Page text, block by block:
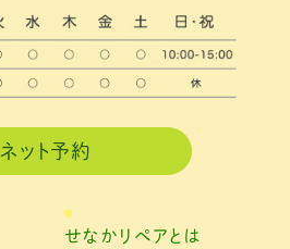
ネット予約
せなかリペアとは